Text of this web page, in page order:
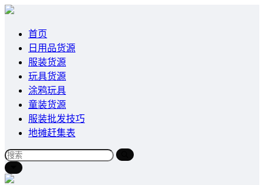
首页
日用品货源
服装货源
玩具货源
涂鸦玩具
童装货源
服装批发技巧
地摊赶集表